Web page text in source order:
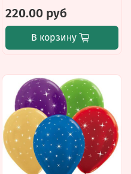
220.00 руб
В корзину